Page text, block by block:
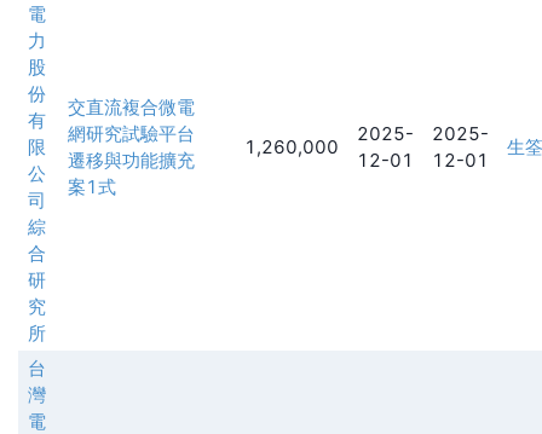
電
力
股
份
有
限
公
司
綜
合
研
究
所
交直流複合微電
網研究試驗平台
遷移與功能擴充
案1式
1,260,000
2025-
12-01
2025-
12-01
生
台
灣
電